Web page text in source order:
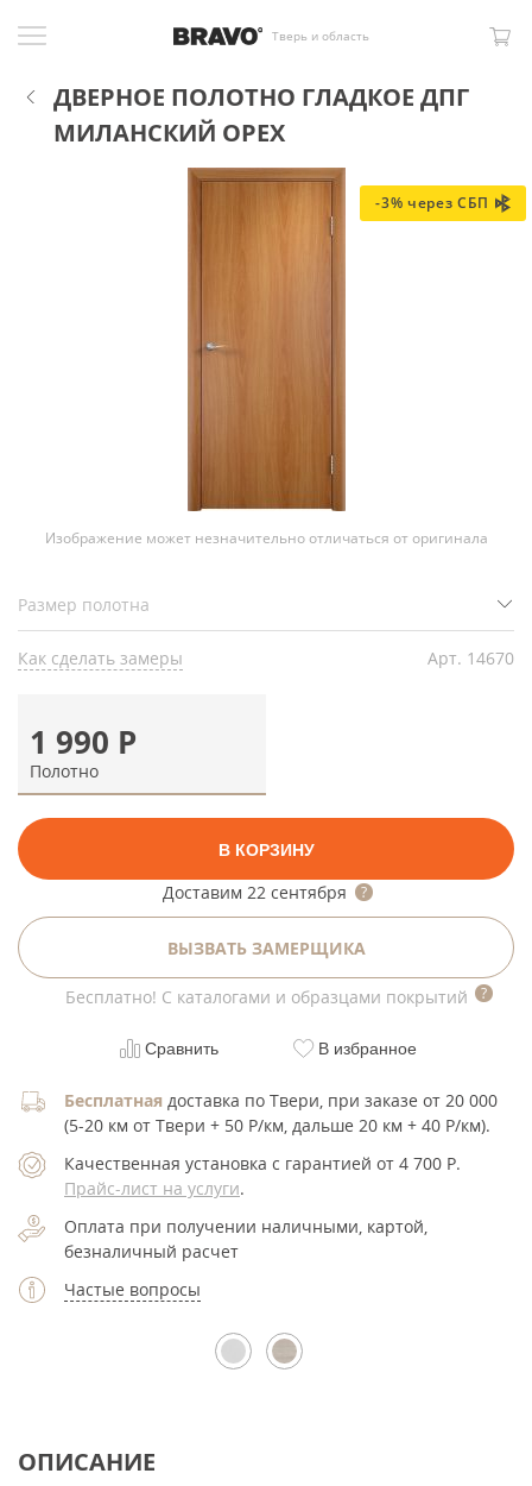
Тверь и область
ДВЕРНОЕ ПОЛОТНО ГЛАДКОЕ ДПГ
МИЛАНСКИЙ ОРЕХ
-3% через СБП
Изображение может незначительно отличаться от оригинала
Как сделать замеры Арт. 14670
1 990 Р
Полотно
В КОРЗИНУ
Доставим 22 сентября
ВЫЗВАТЬ ЗАМЕРЩИКА
Бесплатно! С каталогами и образцами покрытий
Сравнить В избранное
Бесплатная доставка по Твери, при заказе от 20 000
(5-20 км от Твери + 50 Р/км, дальше 20 км + 40 Р/км).
Качественная установка с гарантией от 4 700 Р.
Прайс-лист на услуги.
Оплата при получении наличными, картой,
безналичный расчет
Частые вопросы
ОПИСАНИЕ